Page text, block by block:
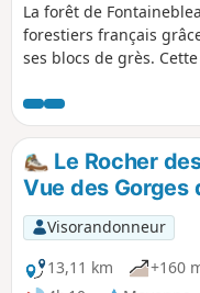
La forêt de
forestiers français
ses blocs de grès.
n°6 vous permettra
aussi toute sa fragilité
la fréquentation
oblige.Le Rocher
Vue des Gorges
Visorandonneur
13,11 km
+160